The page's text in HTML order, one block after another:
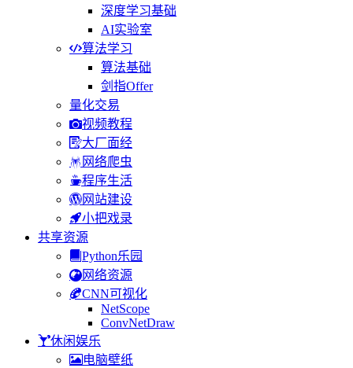
深度学习基础
AI实验室
算法学习
算法基础
剑指Offer
量化交易
视频教程
大厂面经
网络爬虫
程序生活
网站建设
小把戏录
共享资源
Python乐园
网络资源
CNN可视化
NetScope
ConvNetDraw
休闲娱乐
电脑壁纸